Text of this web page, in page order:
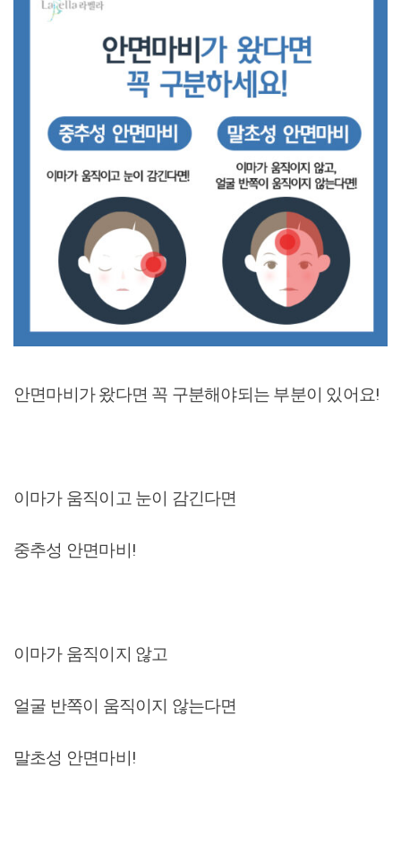
안면마비가 왔다면 꼭 구분해야되는 부분이 있어요!
이마가 움직이고 눈이 감긴다면
중추성 안면마비!
이마가 움직이지 않고
얼굴 반쪽이 움직이지 않는다면
말초성 안면마비!